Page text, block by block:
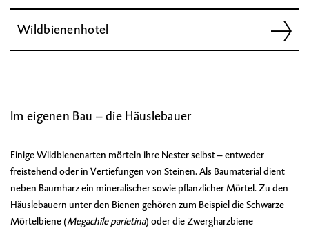
Wildbienenhotel
Im eigenen Bau – die Häuslebauer
Einige Wildbienenarten mörteln ihre Nester selbst – entweder
freistehend oder in Vertiefungen von Steinen. Als Baumaterial dient
neben Baumharz ein mineralischer sowie pflanzlicher Mörtel. Zu den
Häuslebauern unter den Bienen gehören zum Beispiel die Schwarze
Mörtelbiene (Megachile parietina) oder dieZwergharzbiene